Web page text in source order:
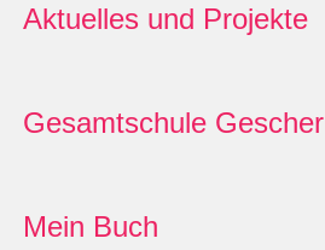
Aktuelles und Projekte
Gesamtschule Gescher
Mein Buch